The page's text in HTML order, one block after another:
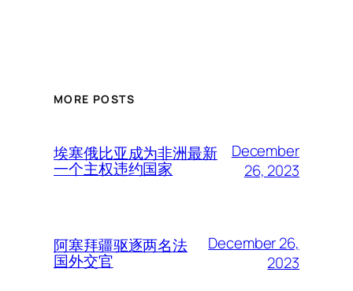
MORE POSTS
埃塞俄比亚成为非洲最新
一个主权违约国家
December
26, 2023
阿塞拜疆驱逐两名法
国外交官
December 26,
2023